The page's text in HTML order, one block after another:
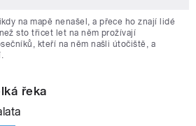
na mapě nenašel, a přece ho znají lidé
sto třicet let na něm prožívají
kteří na něm našli útočiště, a
řeka